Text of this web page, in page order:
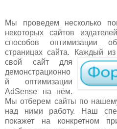
Мы проведем несколько
некоторых сайтов
способов оптимизации
страницах сайта. Каждый из
свой сайт для
демонстрационно
й оптимизации
AdSense на нём.
Мы отберем сайты по
над ними работу. Наш
покажет на конкретном